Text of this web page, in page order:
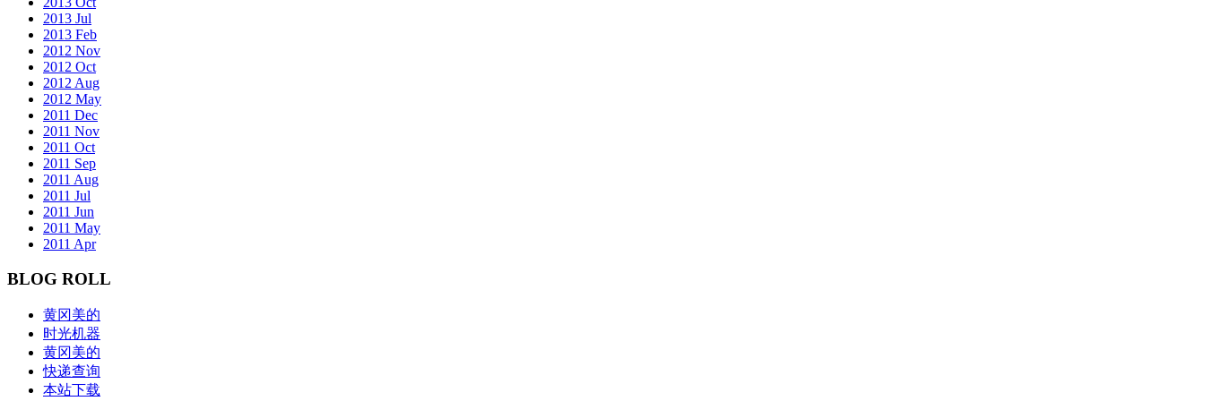
2013 Jul
2013 Feb
2012 Nov
2012 Oct
2012 Aug
2012 May
2011 Dec
2011 Nov
2011 Oct
2011 Sep
2011 Aug
2011 Jul
2011 Jun
2011 May
2011 Apr
BLOG ROLL
黄冈美的
时光机器
黄冈美的
快递查询
本站下载